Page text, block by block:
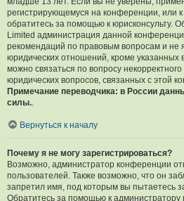
регистрирующемуся на конференции, или
обратитесь за помощью к юрисконсульту.
Limited администрация данной
рекомендаций по правовым вопросам и не
юридических отношений, кроме указанных
можно связаться по вопросу
юридических вопросов, связанных с этой
Примечание переводчика: в России
силы..
Вернуться к началу
Почему я не могу зарегистрироваться?
Возможно, администратор конференции
пользователей. Также возможно, что он
запретил имя, под которым вы пытаетесь
Обратитесь за помощью к